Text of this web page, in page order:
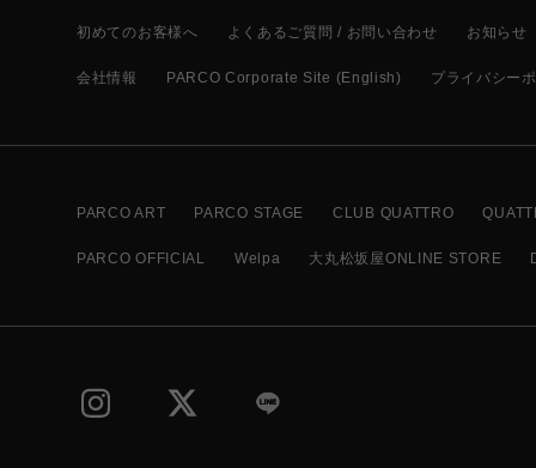
初めてのお客様へ よくあるご質問 / お問い合わせ お知らせ
会社情報 PARCO Corporate Site (English) プライバシー
PARCO ART PARCO STAGE CLUB QUATTRO
PARCO OFFICIAL Welpa 大丸松坂屋ONLINE STORE